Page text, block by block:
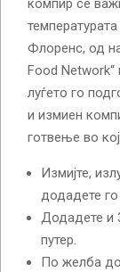
компир се
Флоренс, од
Food Network“
луѓето го
и измиен
готвење во
Измијте,
додадете
Додадете и
путер.
По желба